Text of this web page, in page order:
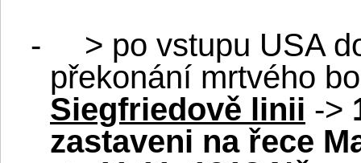
-
> po vstupu USA
překonání mrtvého
Siegfriedově linii ->
zastaveni na řece